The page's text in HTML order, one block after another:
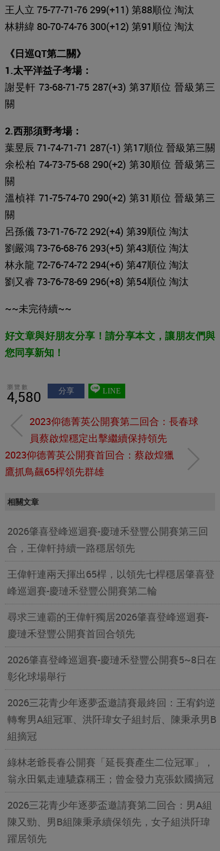
王人立 75-77-71-76 299(+11) 第88順位 淘汰
林耕緯 80-70-74-76 300(+12) 第91順位 淘汰
《日巡QT第二關》
1.太平洋益子考場：
謝旻軒 73-68-71-75 287(+3) 第37順位 晉級第三
關
2.西那須野考場：
葉昱辰 71-74-71-71 287(-1) 第17順位 晉級第三關
余松柏 74-73-75-68 290(+2) 第30順位 晉級第三
關
溫楨祥 71-75-74-70 290(+2) 第31順位 晉級第三
關
呂孫儀 73-71-76-72 292(+4) 第39順位 淘汰
劉嚴鴻 73-76-68-76 293(+5) 第43順位 淘汰
林永龍 72-76-74-72 294(+6) 第47順位 淘汰
劉又睿 73-76-78-69 296(+8) 第54順位 淘汰
~~未完待續~~
好文章與好朋友分享！請分享本文，讓朋友們與
您同享新知！
瀏覽數
4,580 分享 LINE
2023仰德菁英公開賽第二回合：長春球
員蔡啟煌穩定出擊繼續保持領先
2023仰德菁英公開賽首回合：蔡啟煌獵
鷹抓鳥飆65桿領先群雄
相關文章
2026肇喜登峰巡迴賽-慶璉禾登豐公開賽第三回
合，王偉軒持續一路穩居領先
王偉軒連兩天揮出65桿，以領先七桿穩居肇喜登
峰巡迴賽-慶璉禾登豐公開賽第二輪
尋求三連霸的王偉軒獨居2026肇喜登峰巡迴賽-
慶璉禾登豐公開賽首回合領先
2026肇喜登峰巡迴賽-慶璉禾登豐公開賽5~8日在
彰化球場舉行
2026三花青少年逐夢盃邀請賽最終回：王宥鈞逆
轉奪男A組冠軍、洪阡瑋女子組封后、陳秉承男B
組摘冠
綠林老爺長春公開賽「延長賽產生二位冠軍」，
翁永田氣走連騼森稱王；曾金發力克張欽國摘冠
2026三花青少年逐夢盃邀請賽第二回合：男A組
陳又勁、男B組陳秉承續保領先，女子組洪阡瑋
躍居領先